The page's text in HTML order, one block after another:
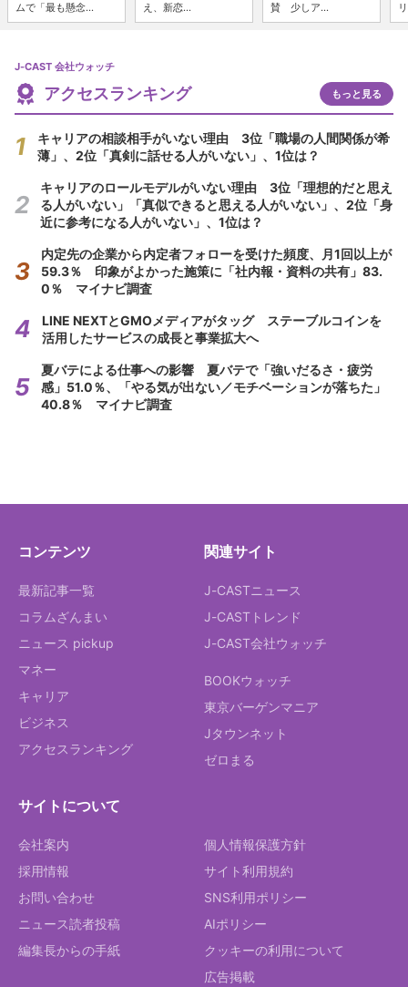
ムで「最も懸念...
え、新恋...
賛 少しア...
J-CAST 会社ウォッチ
アクセスランキング もっと見る
キャリアの相談相手がいない理由 3位「職場の人間関係が希
薄」、2位「真剣に話せる人がいない」、1位は？
キャリアのロールモデルがいない理由 3位「理想的だと思え
る人がいない」「真似できると思える人がいない」、2位「身
近に参考になる人がいない」、1位は？
内定先の企業から内定者フォローを受けた頻度、月1回以上が
59.3％ 印象がよかった施策に「社内報・資料の共有」83.
0％ マイナビ調査
LINE NEXTとGMOメディアがタッグ ステーブルコインを
活用したサービスの成長と事業拡大へ
夏バテによる仕事への影響 夏バテで「強いだるさ・疲労
感」51.0％、「やる気が出ない／モチベーションが落ちた」
40.8％ マイナビ調査
コンテンツ
最新記事一覧
コラムざんまい
ニュース pickup
マネー
キャリア
ビジネス
アクセスランキング
関連サイト
J-CASTニュース
J-CASTトレンド
J-CAST会社ウォッチ
BOOKウォッチ
東京バーゲンマニア
Jタウンネット
ゼロまる
サイトについて
会社案内
採用情報
お問い合わせ
ニュース読者投稿
編集長からの手紙
個人情報保護方針
サイト利用規約
SNS利用ポリシー
AIポリシー
クッキーの利用について
広告掲載